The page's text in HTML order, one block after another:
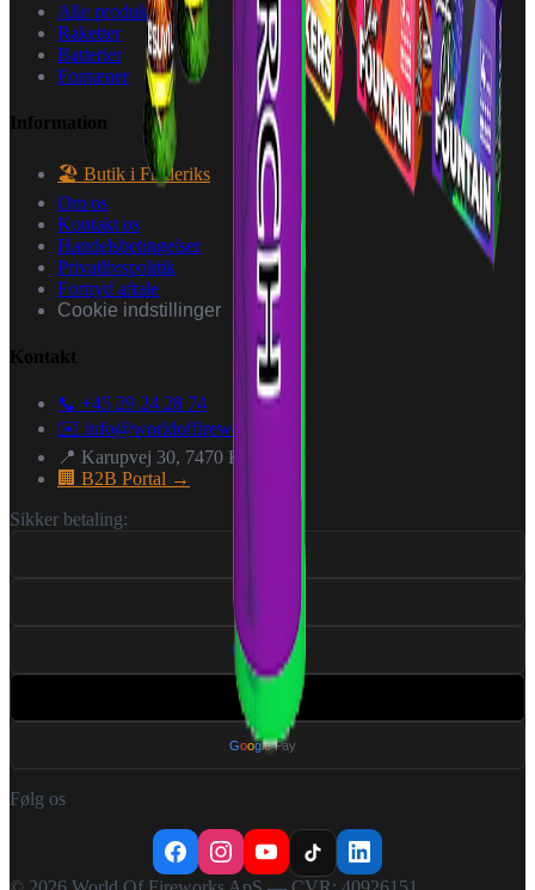
Alle produkter
Raketter
Batterier
Fontæner
Information
🏖️ Butik i Frederiks
Om os
Kontakt os
Handelsbetingelser
Privatlivspolitik
Fortryd aftale
Cookie indstillinger
Kontakt
📞 +45 29 24 28 74
✉️ info@worldoffireworks.dk
📍 Karupvej 30, 7470 Karup J
🏢 B2B Portal →
Sikker betaling:
Pay
GooglePay
Følg os